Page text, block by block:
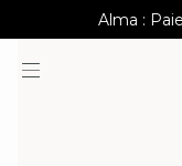
Livraison
AGUA :
Alma :